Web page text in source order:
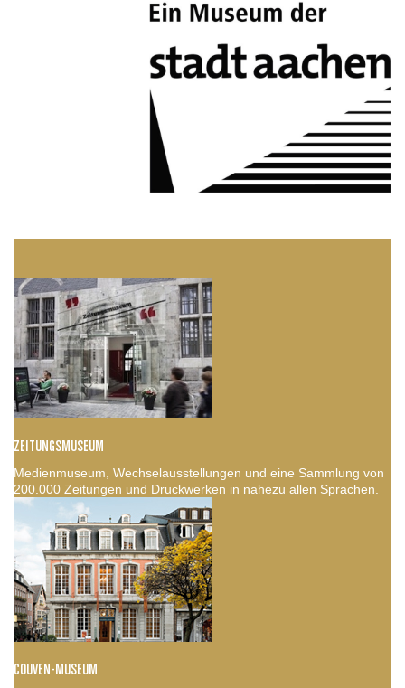
ZEITUNGSMUSEUM
Medienmuseum, Wechselausstellungen und eine Sammlung von
200.000 Zeitungen und Druckwerken in nahezu allen Sprachen.
COUVEN-MUSEUM